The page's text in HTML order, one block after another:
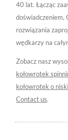
40 lat. Łącząc
doświadczeniem,
rozwiązania
wędkarzy na
Zobacz nasz
kołowrotek
kołowrotek o
Contact us.